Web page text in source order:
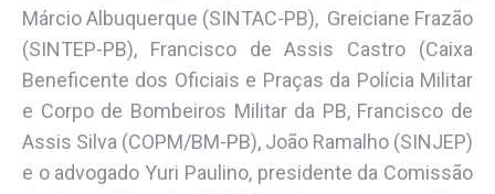
Márcio Albuquerque (SINTAC-PB), Greiciane Frazão
(SINTEP-PB), Francisco de Assis Castro (Caixa
Beneficente dos Oficiais e Praças da Polícia Militar
e Corpo de Bombeiros Militar da PB, Francisco de
Assis Silva (COPM/BM-PB), João Ramalho (SINJEP)
e o advogado Yuri Paulino, presidente da Comissão